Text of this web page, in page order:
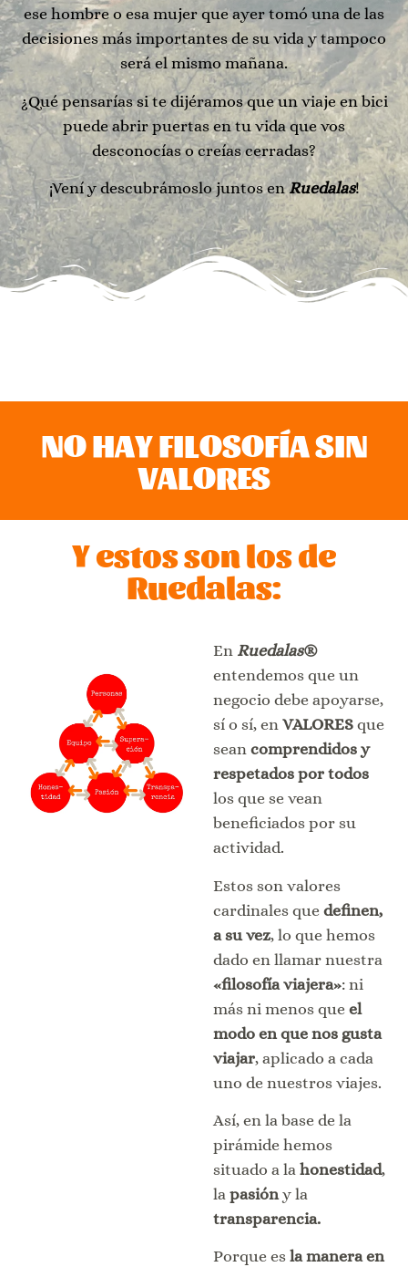
ese hombre o esa mujer que ayer tomó una de las
decisiones más importantes de su vida y tampoco
será el mismo mañana.
¿Qué pensarías si te dijéramos que un viaje en bici
puede abrir puertas en tu vida que vos
desconocías o creías cerradas?
¡Vení y descubrámoslo juntos enRuedalas!
NO HAY FILOSOFÍA SIN
VALORES
Y estos son los de
Ruedalas:
En Ruedalas®
entendemos que un
negocio debe apoyarse,
sí o sí, en VALORES que
sean comprendidos y
respetados por todos
los que se vean
beneficiados por su
actividad.
Estos son valores
cardinales que definen,
a su vez, lo que hemos
dado en llamar nuestra
«filosofía viajera»: ni
más ni menos que el
modo en que nos gusta
viajar, aplicado a cada
uno de nuestros viajes.
Así, en la base de la
pirámide hemos
situado a la honestidad,
la pasión y la
transparencia.
Porque es la manera en